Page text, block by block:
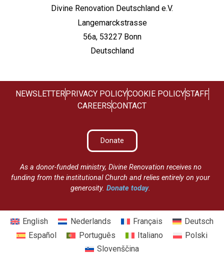
Divine Renovation Deutschland e.V.
Langemarckstrasse
56a, 53227 Bonn
Deutschland
NEWSLETTER PRIVACY POLICYCOOKIE POLICYSTAFF
CAREERSCONTACT
Donate
As a donor-funded ministry, Divine Renovation receives no
funding from the institutional Church and relies entirely on your
generosity.Donate today.
English Nederlands Français
Deutsch
Español
Português Italiano
Polski
Slovenščina